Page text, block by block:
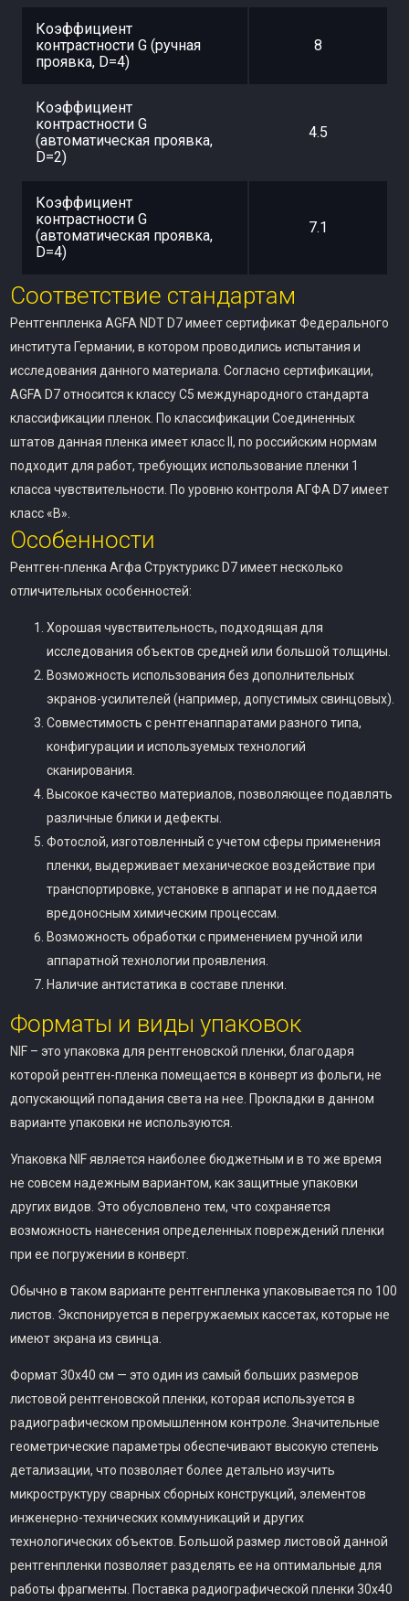
Коэффициент
контрастности G (ручная
проявка, D=4)
8
Коэффициент
контрастности G
(автоматическая проявка,
D=2)
4.5
Коэффициент
контрастности G
(автоматическая проявка,
D=4)
7.1
Соответствие стандартам
Рентгенпленка AGFA NDT D7 имеет сертификат Федерального
института Германии, в котором проводились испытания и
исследования данного материала. Согласно сертификации,
AGFA D7 относится к классу C5 международного стандарта
классификации пленок. По классификации Соединенных
штатов данная пленка имеет класс II, по российским нормам
подходит для работ, требующих использование пленки 1
класса чувствительности. По уровню контроля АГФА D7 имеет
класс «В».
Особенности
Рентген-пленка Агфа Структурикс D7 имеет несколько
отличительных особенностей:
Хорошая чувствительность, подходящая для
исследования объектов средней или большой толщины.
Возможность использования без дополнительных
экранов-усилителей (например, допустимых свинцовых).
Совместимость с рентгенаппаратами разного типа,
конфигурации и используемых технологий
сканирования.
Высокое качество материалов, позволяющее подавлять
различные блики и дефекты.
Фотослой, изготовленный с учетом сферы применения
пленки, выдерживает механическое воздействие при
транспортировке, установке в аппарат и не поддается
вредоносным химическим процессам.
Возможность обработки с применением ручной или
аппаратной технологии проявления.
Наличие антистатика в составе пленки.
Форматы и виды упаковок
NIF – это упаковка для рентгеновской пленки, благодаря
которой рентген-пленка помещается в конверт из фольги, не
допускающий попадания света на нее. Прокладки в данном
варианте упаковки не используются.
Упаковка NIF является наиболее бюджетным и в то же время
не совсем надежным вариантом, как защитные упаковки
других видов. Это обусловлено тем, что сохраняется
возможность нанесения определенных повреждений пленки
при ее погружении в конверт.
Обычно в таком варианте рентгенпленка упаковывается по 100
листов. Экспонируется в перегружаемых кассетах, которые не
имеют экрана из свинца.
Формат 30х40 см — это один из самый больших размеров
листовой рентгеновской пленки, которая используется в
радиографическом промышленном контроле. Значительные
геометрические параметры обеспечивают высокую степень
детализации, что позволяет более детально изучить
микроструктуру сварных сборных конструкций, элементов
инженерно-технических коммуникаций и других
технологических объектов. Большой размер листовой данной
рентгенпленки позволяет разделять ее на оптимальные для
работы фрагменты. Поставка радиографической пленки 30х40